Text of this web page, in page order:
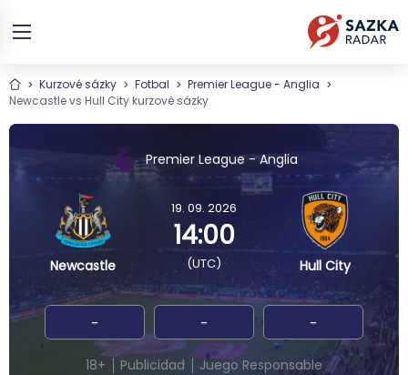
Kurzové sázky Fotbal
Premier League - Anglia
Newcastle vs Hull City kurzové sázky
Premier League - Anglia
Newcastle
19. 09. 2026
14:00
(UTC) Hull City
- - -
18+ Publicidad Juego Responsable